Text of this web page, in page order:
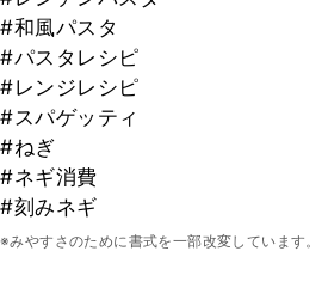
#和風パスタ
#パスタレシピ
#レンジレシピ
#スパゲッティ
#ねぎ
#ネギ消費
#刻みネギ
※みやすさのために書式を一部改変しています。